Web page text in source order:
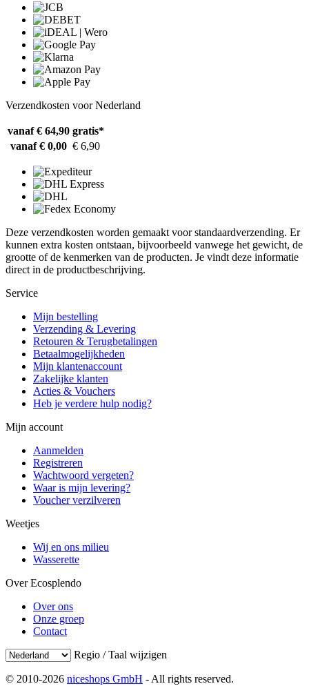
Verzendkosten voor Nederland
vanaf € 64,90 gratis*
vanaf € 0,00 € 6,90
Deze verzendkosten worden gemaakt voor standaardverzending. Er
kunnen extra kosten ontstaan, bijvoorbeeld vanwege het gewicht, de
grootte of de kenmerken van de producten. Je vindt deze informatie
direct in de productbeschrijving.
Service
Mijn bestelling
Verzending & Levering
Retouren & Terugbetalingen
Betaalmogelijkheden
Mijn klantenaccount
Zakelijke klanten
Acties & Vouchers
Heb je verdere hulp nodig?
Mijn account
Aanmelden
Registreren
Wachtwoord vergeten?
Waar is mijn levering?
Voucher verzilveren
Weetjes
Wij en ons milieu
Wasserette
Over Ecosplendo
Over ons
Onze groep
Contact
Regio / Taal wijzigen
© 2010-2026 niceshops GmbH - All rights reserved.